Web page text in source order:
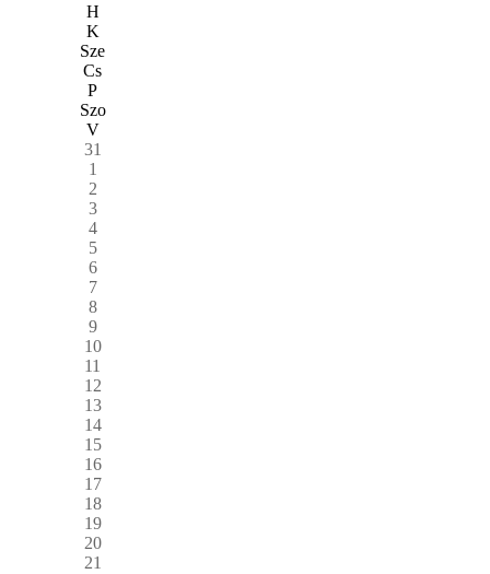
H
K
Sze
Cs
P
Szo
V
31
1
2
3
4
5
6
7
8
9
10
11
12
13
14
15
16
17
18
19
20
21